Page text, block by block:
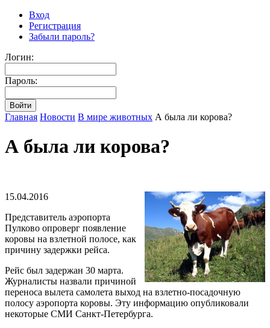
Вход
Регистрация
Забыли пароль?
Логин:
Пароль:
Главная Новости В мире животных А была ли корова?
А была ли корова?
15.04.2016
Представитель аэропорта
Пулково опроверг появление
коровы на взлетной полосе, как
причину задержки рейса.
Рейс был задержан 30 марта.
Журналисты назвали причиной
переноса вылета самолета выход на взлетно-посадочную
полосу аэропорта коровы. Эту информацию опубликовали
некоторые СМИ Санкт-Петербурга.